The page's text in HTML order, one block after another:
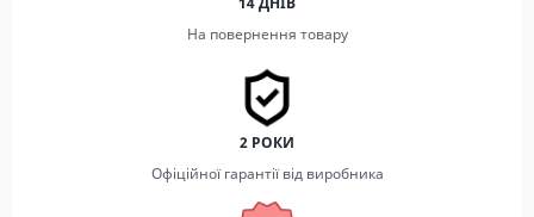
На повернення товару
2 РОКИ
Офіційної гарантії від виробника